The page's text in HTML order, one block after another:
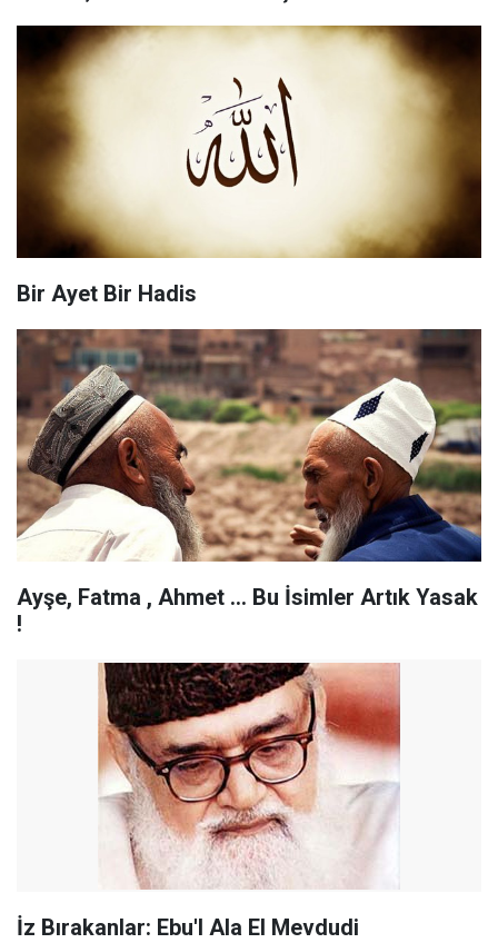
Bir Ayet Bir Hadis
Ayşe, Fatma , Ahmet ... Bu İsimler Artık Yasak
!
İz Bırakanlar: Ebu'l Ala El Mevdudi